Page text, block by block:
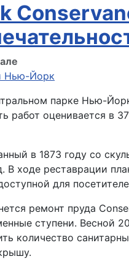
Нью-Йорк
парке Нью-
работ оценивается в
в 1873 году со
В ходе реставрации
для
ремонт пруда
ступени. Весной
количество